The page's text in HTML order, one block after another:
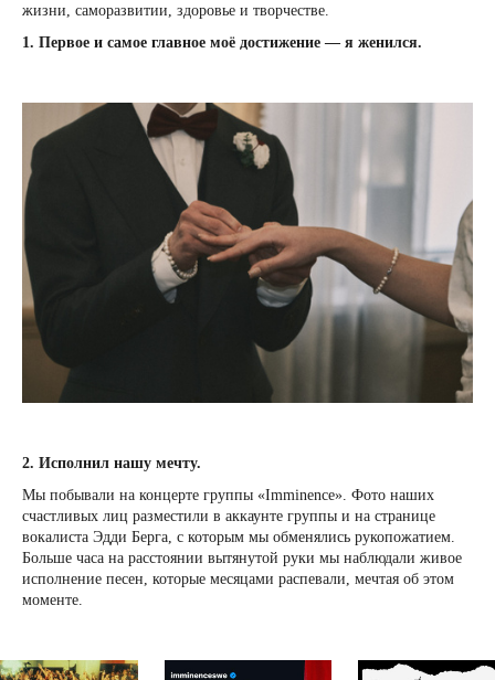
жизни, саморазвитии, здоровье и творчестве.
1. Первое и самое главное моё достижение — я женился.
2. Исполнил нашу мечту.
Мы побывали на концерте группы «Imminenсе». Фото наших
счастливых лиц разместили в аккаунте группы и на странице
вокалиста Эдди Берга, с которым мы обменялись рукопожатием.
Больше часа на расстоянии вытянутой руки мы наблюдали живое
исполнение песен, которые месяцами распевали, мечтая об этом
моменте.